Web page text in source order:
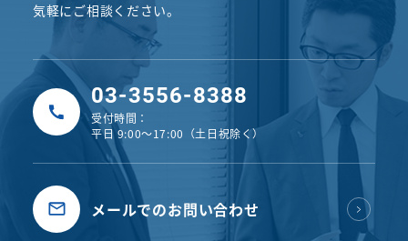
気軽にご相談ください。
03-3556-8388
受付時間：
平日 9:00〜17:00（土日祝除く）
メールでのお問い合わせ